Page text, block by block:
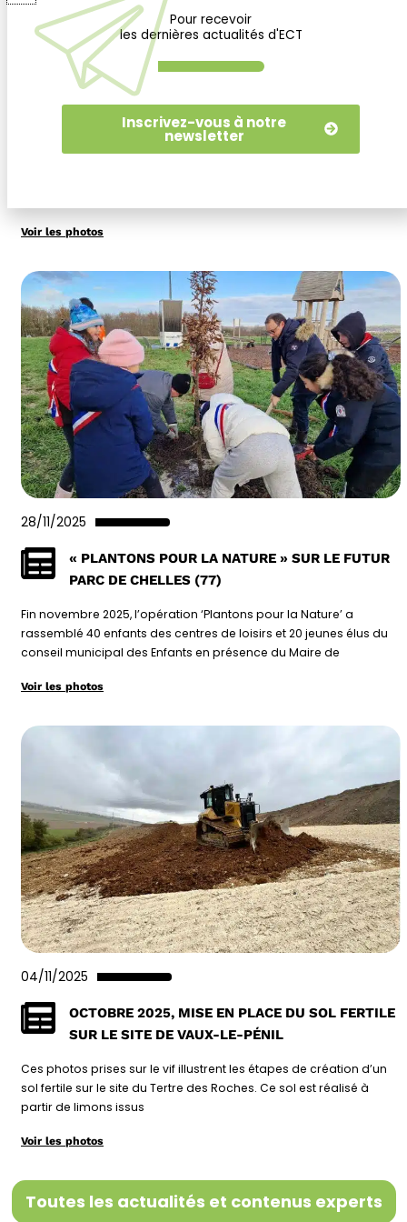
22/01/2026
PLANTATIONS PÉDAGOGIQUES SUR LE FUTUR
PARC DE LA MARE AUX SAULES À PLAISIR
Voir les photos
28/11/2025
« PLANTONS POUR LA NATURE » SUR LE FUTUR
PARC DE CHELLES (77)
Fin novembre 2025, l’opération ‘Plantons pour la Nature’ a
rassemblé 40 enfants des centres de loisirs et 20 jeunes élus du
conseil municipal des Enfants en présence du Maire de
Voir les photos
04/11/2025
OCTOBRE 2025, MISE EN PLACE DU SOL FERTILE
SUR LE SITE DE VAUX-LE-PÉNIL
Ces photos prises sur le vif illustrent les étapes de création d’un
sol fertile sur le site du Tertre des Roches. Ce sol est réalisé à
partir de limons issus
Voir les photos
Toutes les actualités et contenus experts
Pour recevoir
les dernières actualités d'ECT
Inscrivez-vous à notre
newsletter